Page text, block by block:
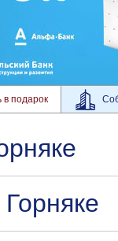
в подарок